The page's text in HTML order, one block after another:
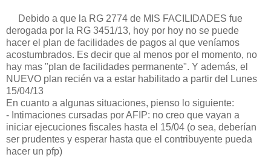
Debido a que la RG 2774 de MIS FACILIDADES fue
derogada por la RG 3451/13, hoy por hoy no se puede
hacer el plan de facilidades de pagos al que veníamos
acostumbrados. Es decir que al menos por el momento, no
hay mas "plan de facilidades permanente". Y además, el
NUEVO plan recién va a estar habilitado a partir del Lunes
15/04/13
En cuanto a algunas situaciones, pienso lo siguiente:
- Intimaciones cursadas por AFIP: no creo que vayan a
iniciar ejecuciones fiscales hasta el 15/04 (o sea, deberían
ser prudentes y esperar hasta que el contribuyente pueda
hacer un pfp)